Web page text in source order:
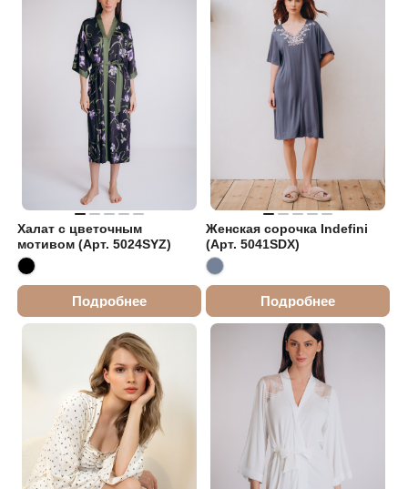
Халат с цветочным
мотивом (Арт. 5024SYZ)
Подробнее
Женская сорочка Indefini
(Арт. 5041SDX)
Подробнее